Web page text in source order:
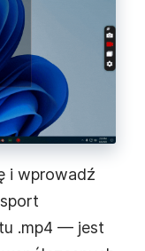
i wprowadź
.mp4 — jest